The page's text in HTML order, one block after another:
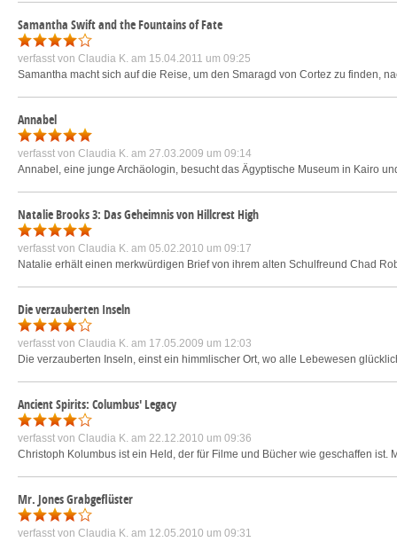
Samantha Swift and the Fountains of Fate
verfasst von Claudia K. am 15.04.2011 um 09:25
Samantha macht sich auf die Reise, um den Smaragd von Cortez zu finden,
Annabel
verfasst von Claudia K. am 27.03.2009 um 09:14
Annabel, eine junge Archäologin, besucht das Ägyptische Museum in Kairo
Natalie Brooks 3: Das Geheimnis von Hillcrest High
verfasst von Claudia K. am 05.02.2010 um 09:17
Natalie erhält einen merkwürdigen Brief von ihrem alten Schulfreund Chad
Die verzauberten Inseln
verfasst von Claudia K. am 17.05.2009 um 12:03
Die verzauberten Inseln, einst ein himmlischer Ort, wo alle Lebewesen
Ancient Spirits: Columbus' Legacy
verfasst von Claudia K. am 22.12.2010 um 09:36
Christoph Kolumbus ist ein Held, der für Filme und Bücher wie geschaffen
Mr. Jones Grabgeflüster
verfasst von Claudia K. am 12.05.2010 um 09:31